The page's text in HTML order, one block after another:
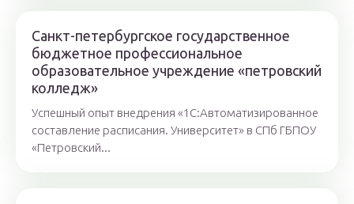
Санкт-петербургское государственное
бюджетное профессиональное
образовательное учреждение «петровский
колледж»
Успешный опыт внедрения «1С:Автоматизированное
составление расписания. Университет» в СПб ГБПОУ
«Петровский...